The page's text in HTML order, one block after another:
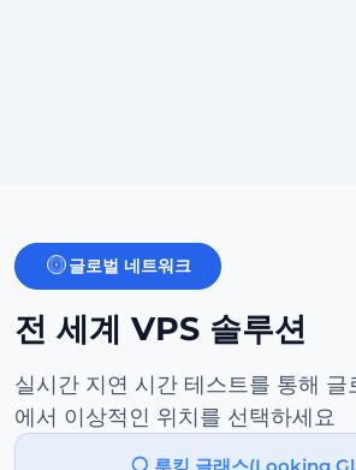
글로벌 네트워크
전 세계 VPS 솔루션
실시간 지연 시간 테스트를 통해 글
에서 이상적인 위치를 선택하세요
루킹 글래스(Looking